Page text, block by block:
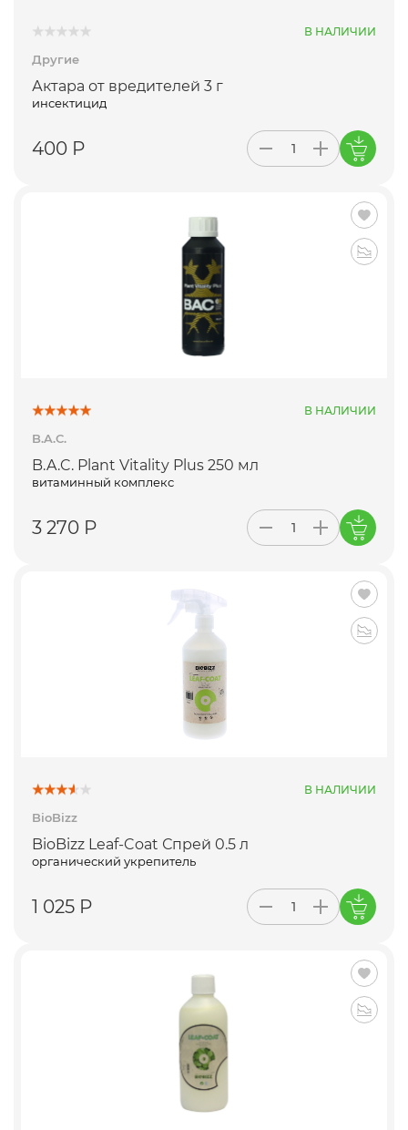
В НАЛИЧИИ
Другие
Актара от вредителей 3 г
инсектицид
400 Р
В НАЛИЧИИ
B.A.C.
B.A.C. Plant Vitality Plus 250 мл
витаминный комплекс
3 270 Р
В НАЛИЧИИ
BioBizz
BioBizz Leaf-Coat Спрей 0.5 л
органический укрепитель
1 025 Р